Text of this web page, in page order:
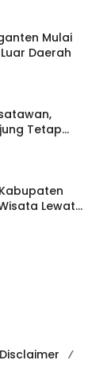
Mulai
Daerah
Tetap
Lewat
Disclaimer